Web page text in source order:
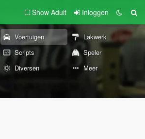
Show Adult Inloggen
Voertuigen
Lakwerk
Scripts
Speler
Diversen Meer